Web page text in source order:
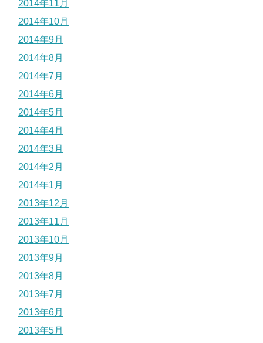
2014年11月
2014年10月
2014年9月
2014年8月
2014年7月
2014年6月
2014年5月
2014年4月
2014年3月
2014年2月
2014年1月
2013年12月
2013年11月
2013年10月
2013年9月
2013年8月
2013年7月
2013年6月
2013年5月